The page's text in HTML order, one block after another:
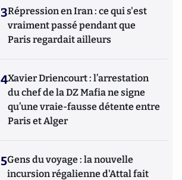
3Répression en Iran : ce qui s'est
vraiment passé pendant que
Paris regardait ailleurs
4Xavier Driencourt : l’arrestation
du chef de la DZ Mafia ne signe
qu’une vraie-fausse détente entre
Paris et Alger
5Gens du voyage : la nouvelle
incursion régalienne d'Attal fait